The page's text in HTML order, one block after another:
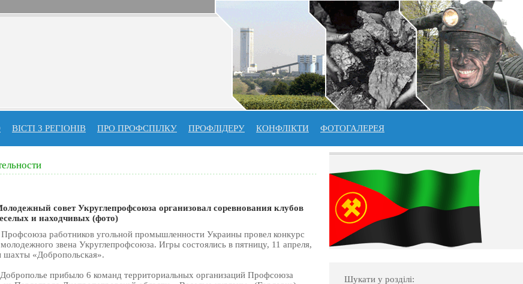
ВІСТІ З РЕГІОНІВ ПРО ПРОФСПIЛКУ ПРОФЛIДЕРУ КОНФЛІКТИ ФОТОГАЛЕРЕЯ
совет Укруглепрофсоюза организовал соревнования клубов
и находчивых (фото)
работников угольной промышленности Украины провел конкурс
звена Укруглепрофсоюза. Игры состоялись в пятницу, 11 апреля,
шахты «Добропольская».
прибыло 6 команд территориальных организаций Профсоюза
Шукати у розділі: